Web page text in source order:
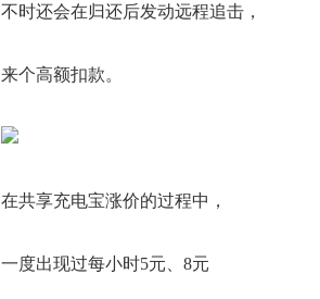
不时还会在归还后发动远程追击，
来个高额扣款。
在共享充电宝涨价的过程中，
一度出现过每小时5元、8元